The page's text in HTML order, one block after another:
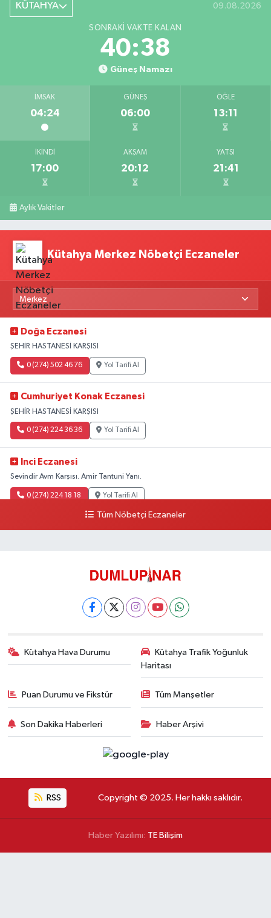
KÜTAHYA 09.08.2026
SONRAKI VAKTE KALAN
40:38
Güneş Namazı
İMSAK
04:24
GÜNEŞ
06:00
ÖĞLE
13:11
İKINDI
17:00
AKŞAM
20:12
YATSI
21:41
Aylık Vakitler
Kütahya Merkez Nöbetçi Eczaneler
Doğa Eczanesi
ŞEHİR HASTANESİ KARŞISI
0 (274) 502 46 76 Yol Tarifi Al
Cumhuriyet Konak Eczanesi
ŞEHİR HASTANESİ KARŞISI
0 (274) 224 36 36 Yol Tarifi Al
Inci Eczanesi
Sevindir Avm Karşısı. Amir Tantuni Yanı.
0 (274) 224 18 18 Yol Tarifi Al
Tüm Nöbetçi Eczaneler
Kütahya Hava Durumu
Kütahya Trafik Yoğunluk
Haritası
Puan Durumu ve Fikstür Tüm Manşetler
Son Dakika Haberleri Haber Arşivi
RSS Copyright © 2025. Her hakkı saklıdır.
Haber Yazılımı: TE Bilişim